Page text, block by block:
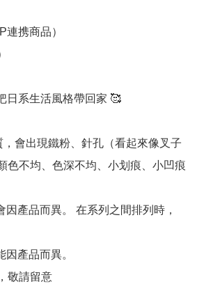
連携商品）
日系生活風格帶回家 🥰
會出現鐵粉、針孔（看起來像叉子
色不均、色深不均、小划痕、小凹痕
敬請留意